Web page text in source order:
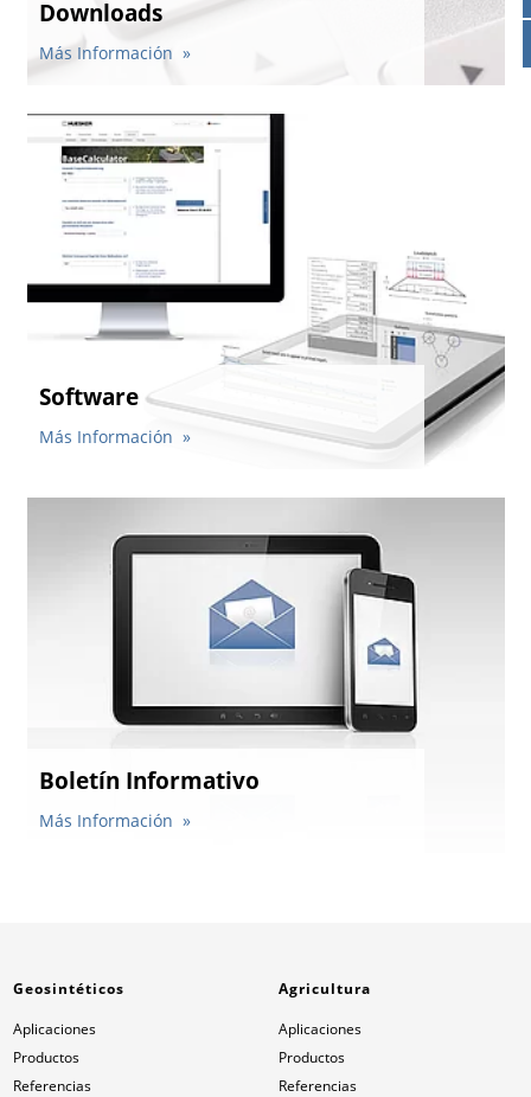
Contactos
Contacto global
Empleos y Carreras
Downloads
Más Información
Software
Más Información
Boletín Informativo
Más Información
Geosintéticos
Aplicaciones
Productos
Referencias
Agricultura
Aplicaciones
Productos
Referencias